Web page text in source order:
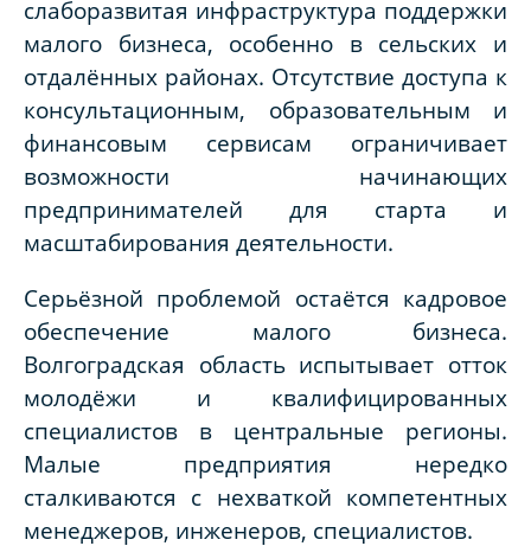
слаборазвитая инфраструктура поддержки
малого бизнеса, особенно в сельских и
отдалённых районах. Отсутствие доступа к
консультационным, образовательным и
финансовым сервисам ограничивает
возможности начинающих
предпринимателей для старта и
масштабирования деятельности.
Серьёзной проблемой остаётся кадровое
обеспечение малого бизнеса.
Волгоградская область испытывает отток
молодёжи и квалифицированных
специалистов в центральные регионы.
Малые предприятия нередко
сталкиваются с нехваткой компетентных
менеджеров, инженеров, специалистов.